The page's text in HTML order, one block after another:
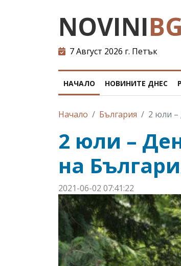
NOVINIBG
7 Август 2026 г. Петък
НАЧАЛО НОВИНИТЕ ДНЕС
Начало България 2 юли –
2 юли –
на
2021-06-02 07:41:22